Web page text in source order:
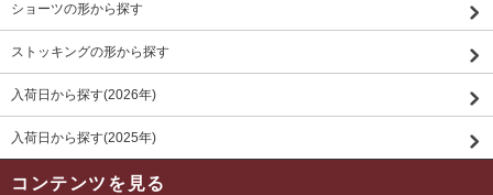
ショーツの形から探す
ストッキングの形から探す
入荷日から探す(2026年)
入荷日から探す(2025年)
コンテンツを見る